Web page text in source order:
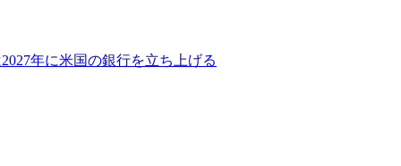
年に米国の銀行を立ち上げる